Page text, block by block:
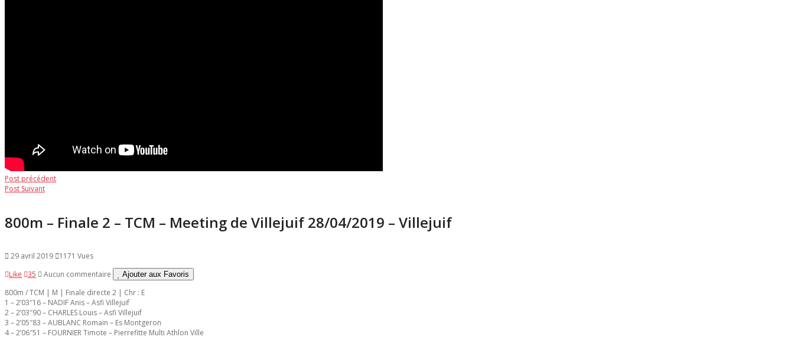
Navigation
l’article
Post précédentPost
Post SuivantPost
800m – Finale 2 – TCM – Meeting de Villejuif 28/04/2019 – Villejuif
29 avril 2019
1171 Vues
Like
35 Aucun commentaire Ajouter aux Favoris
800m / TCM | M | Finale directe 2 | Chr : E
1 – 2’03″16 – NADIF Anis – Asfi Villejuif
2 – 2’03″90 – CHARLES Louis – Asfi Villejuif
3 – 2’05″83 – AUBLANC Romain – Es Montgeron
4 – 2’06″51 – FOURNIER Timote – Pierrefitte Multi Athlon Ville